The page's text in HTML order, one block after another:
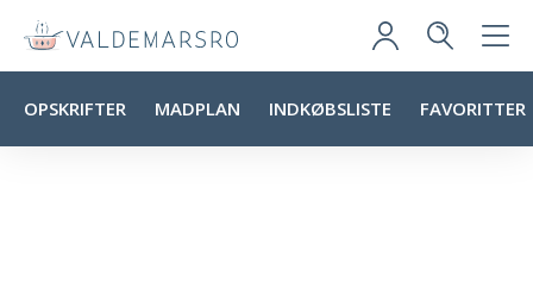
OPSKRIFTER MADPLAN INDKØBSLISTE FAVORITTER